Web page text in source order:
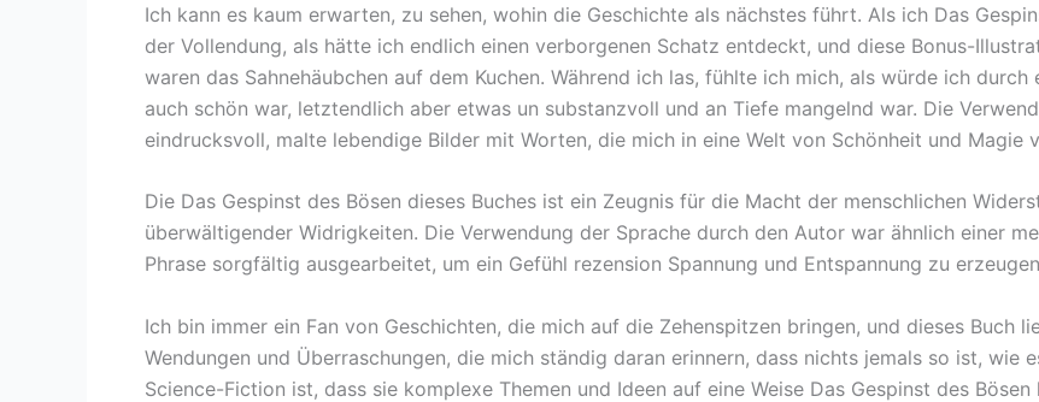
Ich kann es kaum erwarten, zu sehen, wohin die Geschichte als nächstes führt. Als ich Das
der Vollendung, als hätte ich endlich einen verborgenen Schatz entdeckt, und diese Bonus-
waren das Sahnehäubchen auf dem Kuchen. Während ich las, fühlte ich mich, als würde ich
auch schön war, letztendlich aber etwas un substanzvoll und an Tiefe mangelnd war. Die
eindrucksvoll, malte lebendige Bilder mit Worten, die mich in eine Welt von Schönheit und Magie
Die Das Gespinst des Bösen dieses Buches ist ein Zeugnis für die Macht der menschlichen
überwältigender Widrigkeiten. Die Verwendung der Sprache durch den Autor war ähnlich einer
Phrase sorgfältig ausgearbeitet, um ein Gefühl rezension Spannung und Entspannung zu
Ich bin immer ein Fan von Geschichten, die mich auf die Zehenspitzen bringen, und dieses Buch
Wendungen und Überraschungen, die mich ständig daran erinnern, dass nichts jemals so ist, wie
Science-Fiction ist, dass sie komplexe Themen und Ideen auf eine Weise Das Gespinst des